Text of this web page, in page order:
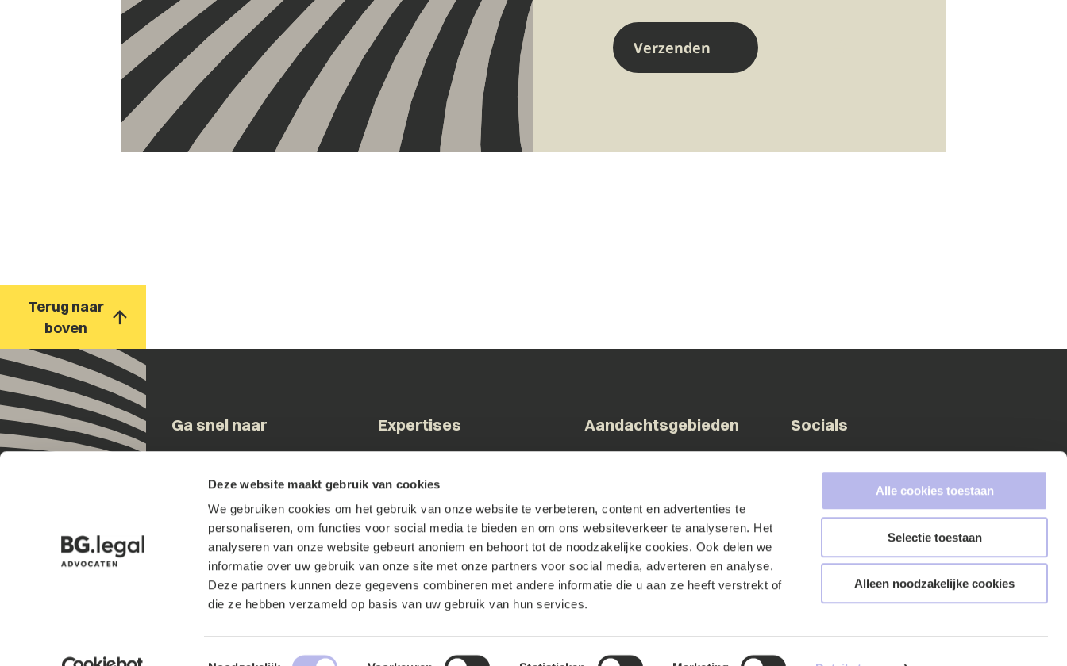
Deze website maakt gebruik van cookies
We gebruiken cookies om het gebruik van onze website te verbeteren, content en advertenties te
personaliseren, om functies voor social media te bieden en om ons websiteverkeer te analyseren. Het
analyseren van onze website gebeurt anoniem en behoort tot de noodzakelijke cookies. Ook delen we
informatie over uw gebruik van onze site met onze partners voor social media, adverteren en analyse.
Deze partners kunnen deze gegevens combineren met andere informatie die u aan ze heeft verstrekt of
die ze hebben verzameld op basis van uw gebruik van hun services.
Toestemmingsselectie
Alle cookies toestaan
Selectie toestaan
Alleen noodzakelijke cookies
Terug naar
boven
Ga snel naar
Updates
Over ons
Contact
Werken bij
Internationaal
Expertises
Corporate & M&A
Faillissement &
Herstructurering
Geschillenbeslechting
Intellectueel Eigendom
Aandachtsgebieden
Brainport & Innovatie
Familiebedrijven & DGA
Tech & Digital
Zorg & Welzijn
Socials
Facebook
Instagram
X (Twitter)